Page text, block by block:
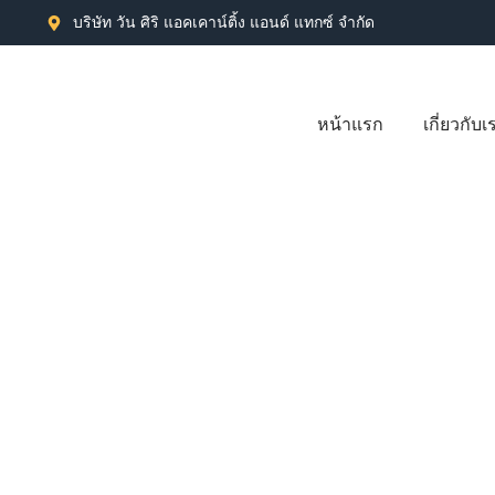
บริษัท วัน ศิริ แอคเคาน์ติ้ง แอนด์ แทกซ์ จำกัด
หน้าแรก เกี่ยวกับเ